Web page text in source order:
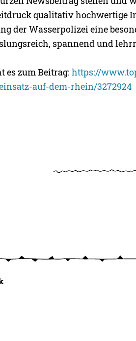
qualitativ hochwertige
der Wasserpolizei eine
spannend und
es zum Beitrag:https://
auf-dem-rhein/3272924